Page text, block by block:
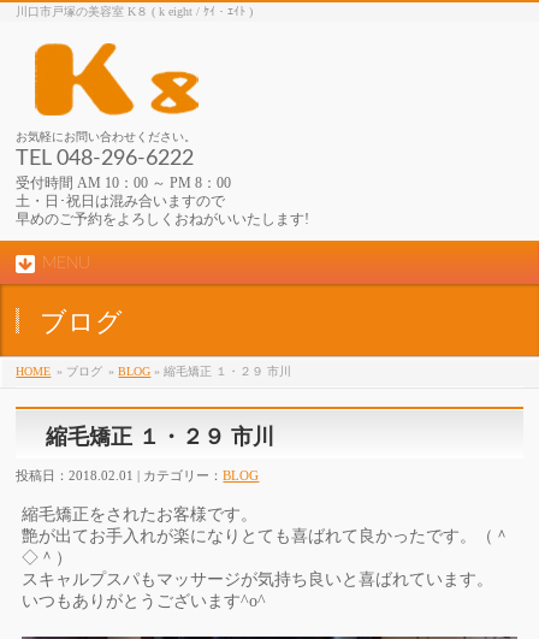
川口市戸塚の美容室 K８ ( k eight / ｹｲ・ｴｲﾄ )
お気軽にお問い合わせください。
TEL 048-296-6222
受付時間 AM 10：00 ～ PM 8：00
土・日･祝日は混み合いますので
早めのご予約をよろしくおねがいいたします!
MENU
ブログ
HOME » ブログ »BLOG » 縮毛矯正 １・２９ 市川
縮毛矯正 １・２９ 市川
投稿日：2018.02.01 | カテゴリー：BLOG
縮毛矯正をされたお客様です。
艶が出てお手入れが楽になりとても喜ばれて良かったです。（＾
◇ ＾）
スキャルプスパもマッサージが気持ち良いと喜ばれています。
いつもありがとうございます^o^